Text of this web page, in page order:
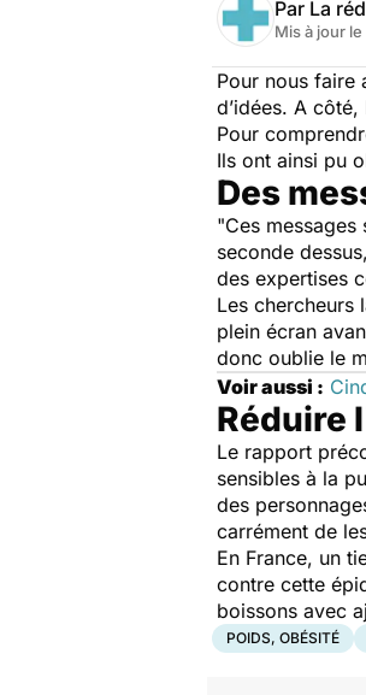
Par La
Mis à jour le
Pour nous faire
d’idées. A
Pour
Ils ont ainsi pu
Des
"Ces
seconde
des expertises
Les chercheurs
plein écran
donc oublie le
Voir aussi :
Réduire
Le rapport
sensibles à la
des
carrément de
En France, un
contre cette
boissons avec
POIDS, OBÉSITÉ